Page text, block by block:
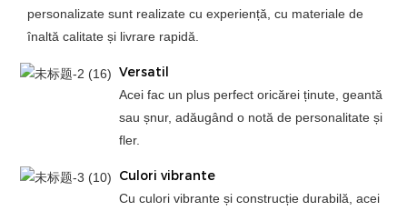
personalizate sunt realizate cu experiență, cu materiale de
înaltă calitate și livrare rapidă.
Versatil
Acei fac un plus perfect oricărei ținute, geantă
sau șnur, adăugând o notă de personalitate și
fler.
Culori vibrante
Cu culori vibrante și construcție durabilă, acei